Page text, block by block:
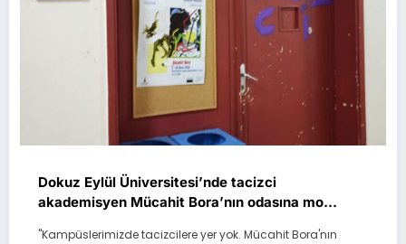
Dokuz Eylül Üniversitesi’nde tacizci
akademisyen Mücahit Bora’nın odasına mor
"Kampüslerimizde tacizcilere yer yok. Mücahit Bora'nın